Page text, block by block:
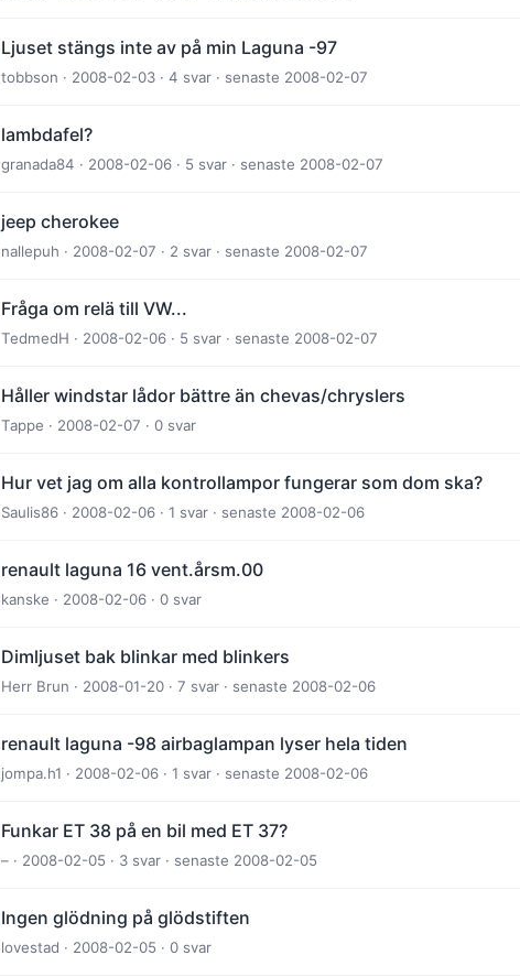
Ljuset stängs inte av på min Laguna -97
tobbson · 2008-02-03 · 4 svar · senaste 2008-02-07
lambdafel?
granada84 · 2008-02-06 · 5 svar · senaste 2008-02-07
jeep cherokee
nallepuh · 2008-02-07 · 2 svar · senaste 2008-02-07
Fråga om relä till VW...
TedmedH · 2008-02-06 · 5 svar · senaste 2008-02-07
Håller windstar lådor bättre än chevas/chryslers
Tappe · 2008-02-07 · 0 svar
Hur vet jag om alla kontrollampor fungerar som dom ska?
Saulis86 · 2008-02-06 · 1 svar · senaste 2008-02-06
renault laguna 16 vent.årsm.00
kanske · 2008-02-06 · 0 svar
Dimljuset bak blinkar med blinkers
Herr Brun · 2008-01-20 · 7 svar · senaste 2008-02-06
renault laguna -98 airbaglampan lyser hela tiden
jompa.h1 · 2008-02-06 · 1 svar · senaste 2008-02-06
Funkar ET 38 på en bil med ET 37?
– · 2008-02-05 · 3 svar · senaste 2008-02-05
Ingen glödning på glödstiften
lovestad · 2008-02-05 · 0 svar